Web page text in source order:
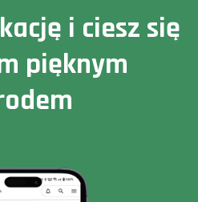
i ciesz się
pięknym